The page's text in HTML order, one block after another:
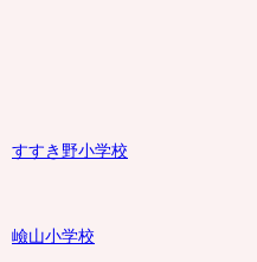
すすき野小学校
嶮山小学校